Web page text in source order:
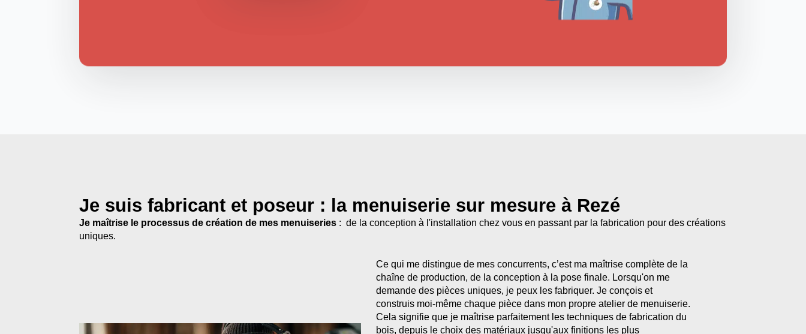
Je suis fabricant et poseur : la menuiserie sur mesure à Rezé
Je maîtrise le processus de création de mes menuiseries : de la conception à l'installation chez vous en passant par la fabrication pour des créations
uniques.
Ce qui me distingue de mes concurrents, c’est ma maîtrise complète de la
chaîne de production, de la conception à la pose finale. Lorsqu'on me
demande des pièces uniques, je peux les fabriquer. Je conçois et
construis moi-même chaque pièce dans mon propre atelier de menuiserie.
Cela signifie que je maîtrise parfaitement les techniques de fabrication du
bois, depuis le choix des matériaux jusqu'aux finitions les plus